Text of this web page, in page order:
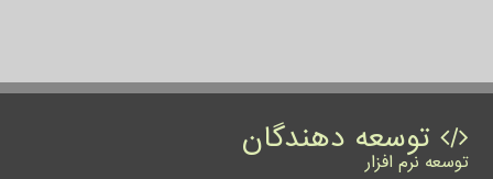
توسعه دهندگان
توسعه نرم افزار